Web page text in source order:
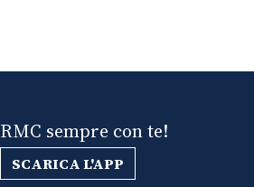
RMC sempre con te!
SCARICA L'APP